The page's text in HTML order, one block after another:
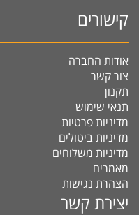
קישורים
אודות החברה
צור קשר
תקנון
תנאי שימוש
מדיניות פרטיות
מדיניות ביטולים
מדיניות משלוחים
מאמרים
הצהרת נגישות
יצירת קשר